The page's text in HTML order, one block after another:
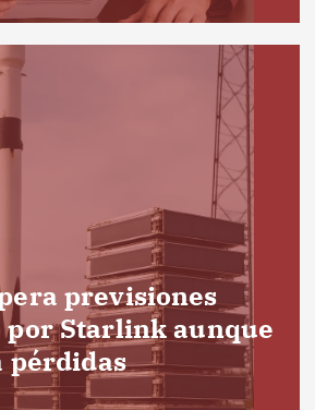
previsiones
por Starlink aunque
pérdidas